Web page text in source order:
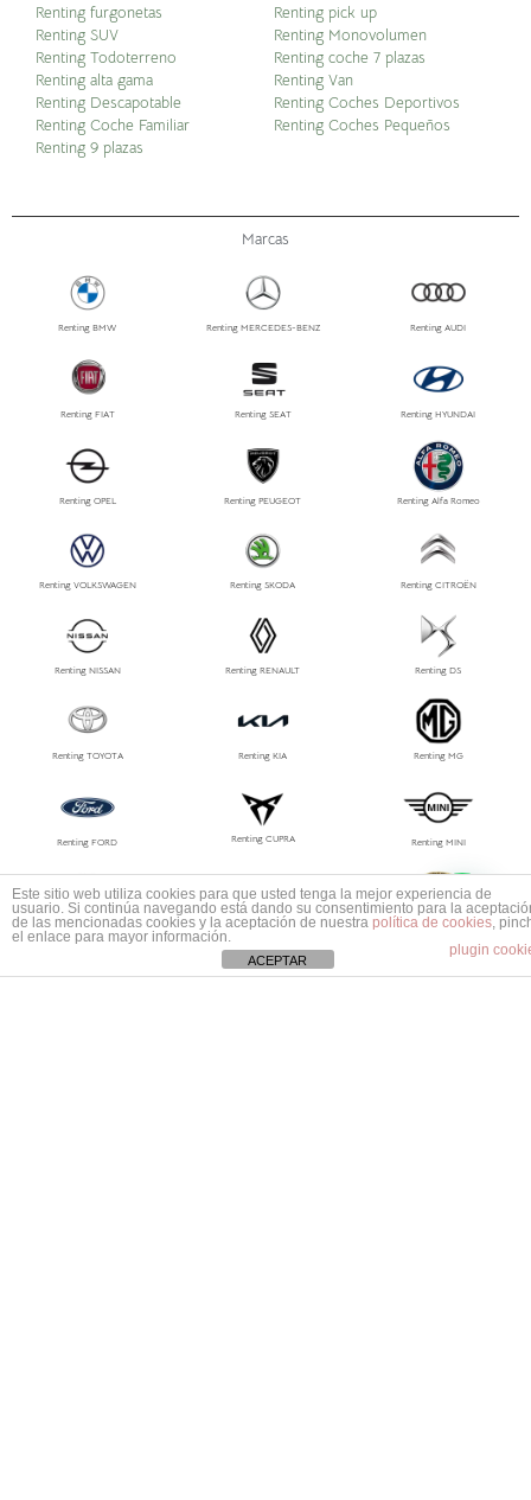
Renting furgonetas
Renting SUV
Renting Todoterreno
Renting alta gama
Renting Descapotable
Renting Coche Familiar
Renting 9 plazas
Renting pick up
Renting Monovolumen
Renting coche 7 plazas
Renting Van
Renting Coches Deportivos
Renting Coches Pequeños
Marcas
Renting BMW Renting MERCEDES-BENZ Renting AUDI
Renting FIAT Renting SEAT Renting HYUNDAI
Renting OPEL Renting PEUGEOT Renting Alfa Romeo
Renting VOLKSWAGEN Renting SKODA Renting CITROËN
Renting NISSAN Renting RENAULT Renting DS
Renting TOYOTA Renting KIA Renting MG
Renting FORD Renting CUPRA Renting MINI
Renting LEXUS Renting MAZDA Renting PORSCHE
Este sitio web utiliza cookies para que usted tenga la mejor experiencia de
usuario. Si continúa navegando está dando su consentimiento para la
de las mencionadas cookies y la aceptación de nuestra política de cookies,
el enlace para mayor información.
plugin
ACEPTAR
1
Mas información ¿No encuentras tu coche?